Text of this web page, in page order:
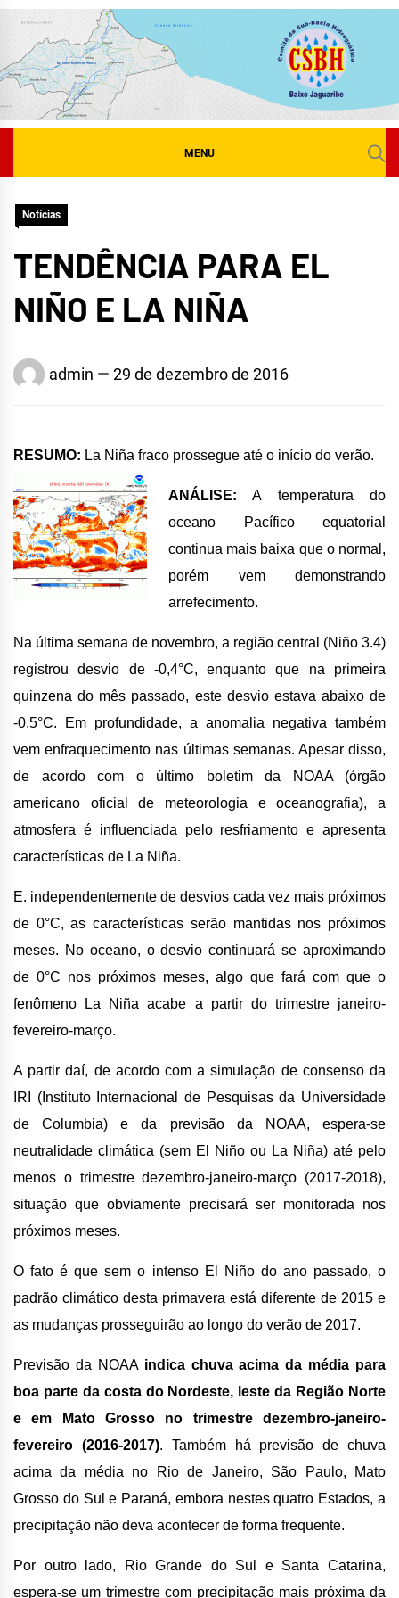
Skip
content
MENU
Notícias
TENDÊNCIA PARA EL
NIÑO E LA NIÑA
admin 29 de dezembro de 2016
RESUMO: La Niña fraco prossegue até o início do verão.
ANÁLISE: A temperatura do
oceano Pacífico equatorial
continua mais baixa que o normal,
porém vem demonstrando
arrefecimento.
Na última semana de novembro, a região central (Niño 3.4)
registrou desvio de -0,4°C, enquanto que na primeira
quinzena do mês passado, este desvio estava abaixo de
-0,5°C. Em profundidade, a anomalia negativa também
vem enfraquecimento nas últimas semanas. Apesar disso,
de acordo com o último boletim da NOAA (órgão
americano oficial de meteorologia e oceanografia), a
atmosfera é influenciada pelo resfriamento e apresenta
características de La Niña.
E. independentemente de desvios cada vez mais próximos
de 0°C, as características serão mantidas nos próximos
meses. No oceano, o desvio continuará se aproximando
de 0°C nos próximos meses, algo que fará com que o
fenômeno La Niña acabe a partir do trimestre janeiro-
fevereiro-março.
A partir daí, de acordo com a simulação de consenso da
IRI (Instituto Internacional de Pesquisas da Universidade
de Columbia) e da previsão da NOAA, espera-se
neutralidade climática (sem El Niño ou La Niña) até pelo
menos o trimestre dezembro-janeiro-março (2017-2018),
situação que obviamente precisará ser monitorada nos
próximos meses.
O fato é que sem o intenso El Niño do ano passado, o
padrão climático desta primavera está diferente de 2015 e
as mudanças prosseguirão ao longo do verão de 2017.
Previsão da NOAA indica chuva acima da média para
boa parte da costa do Nordeste, leste da Região Norte
e em Mato Grosso no trimestre dezembro-janeiro-
fevereiro (2016-2017). Também há previsão de chuva
acima da média no Rio de Janeiro, São Paulo, Mato
Grosso do Sul e Paraná, embora nestes quatro Estados, a
precipitação não deva acontecer de forma frequente.
Por outro lado, Rio Grande do Sul e Santa Catarina,
espera-se um trimestre com precipitação mais próxima da